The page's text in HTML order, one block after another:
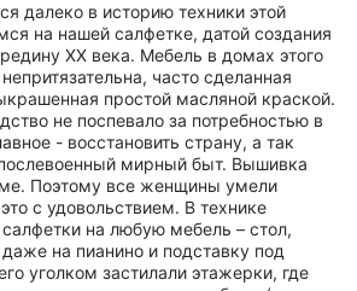
далеко в историю техники этой
на нашей салфетке, датой создания
ХХ века. Мебель в домах этого
часто сделанная
простой масляной краской.
не поспевало за потребностью в
- восстановить страну, а так
мирный быт. Вышивка
Поэтому все женщины умели
с удовольствием. В технике
на любую мебель – стол,
на пианино и подставку под
уголком застилали этажерки, где